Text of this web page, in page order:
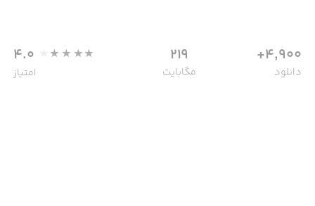
4,900+
دانلود
219
مگابایت
4.0
امتیاز